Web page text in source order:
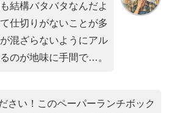
結構バタバタなんだよ
仕切りがないことが多
混ざらないようにアル
のが地味に手間で…。
さい！このペーパーランチボック